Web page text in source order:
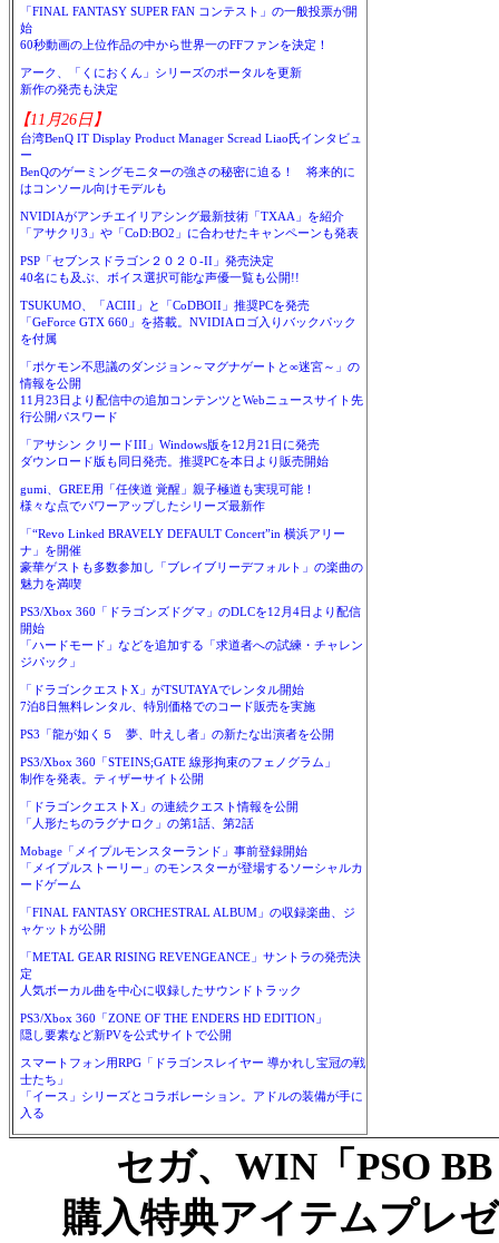
「FINAL FANTASY SUPER FAN コンテスト」の一般投票が開
始
60秒動画の上位作品の中から世界一のFFファンを決定！
アーク、「くにおくん」シリーズのポータルを更新
新作の発売も決定
【11月26日】
台湾BenQ IT Display Product Manager Scread Liao氏インタビュ
ー
BenQのゲーミングモニターの強さの秘密に迫る！ 将来的に
はコンソール向けモデルも
NVIDIAがアンチエイリアシング最新技術「TXAA」を紹介
「アサクリ3」や「CoD:BO2」に合わせたキャンペーンも発表
PSP「セブンスドラゴン２０２０-II」発売決定
40名にも及ぶ、ボイス選択可能な声優一覧も公開!!
TSUKUMO、「ACIII」と「CoDBOII」推奨PCを発売
「GeForce GTX 660」を搭載。NVIDIAロゴ入りバックパック
を付属
「ポケモン不思議のダンジョン～マグナゲートと∞迷宮～」の
情報を公開
11月23日より配信中の追加コンテンツとWebニュースサイト先
行公開パスワード
「アサシン クリードIII」Windows版を12月21日に発売
ダウンロード版も同日発売。推奨PCを本日より販売開始
gumi、GREE用「任侠道 覚醒」親子極道も実現可能！
様々な点でパワーアップしたシリーズ最新作
「“Revo Linked BRAVELY DEFAULT Concert”in 横浜アリー
ナ」を開催
豪華ゲストも多数参加し「ブレイブリーデフォルト」の楽曲の
魅力を満喫
PS3/Xbox 360「ドラゴンズドグマ」のDLCを12月4日より配信
開始
「ハードモード」などを追加する「求道者への試練・チャレン
ジパック」
「ドラゴンクエストX」がTSUTAYAでレンタル開始
7泊8日無料レンタル、特別価格でのコード販売を実施
PS3「龍が如く５ 夢、叶えし者」の新たな出演者を公開
PS3/Xbox 360「STEINS;GATE 線形拘束のフェノグラム」
制作を発表。ティザーサイト公開
「ドラゴンクエストX」の連続クエスト情報を公開
「人形たちのラグナロク」の第1話、第2話
Mobage「メイプルモンスターランド」事前登録開始
「メイプルストーリー」のモンスターが登場するソーシャルカ
ードゲーム
「FINAL FANTASY ORCHESTRAL ALBUM」の収録楽曲、ジ
ャケットが公開
「METAL GEAR RISING REVENGEANCE」サントラの発売決
定
人気ボーカル曲を中心に収録したサウンドトラック
PS3/Xbox 360「ZONE OF THE ENDERS HD EDITION」
隠し要素など新PVを公式サイトで公開
スマートフォン用RPG「ドラゴンスレイヤー 導かれし宝冠の戦
士たち」
「イース」シリーズとコラボレーション。アドルの装備が手に
入る
セガ、WIN「PSO
購入特典アイテムプレ